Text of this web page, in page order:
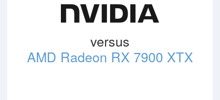
versus
AMD Radeon RX 7900 XTX